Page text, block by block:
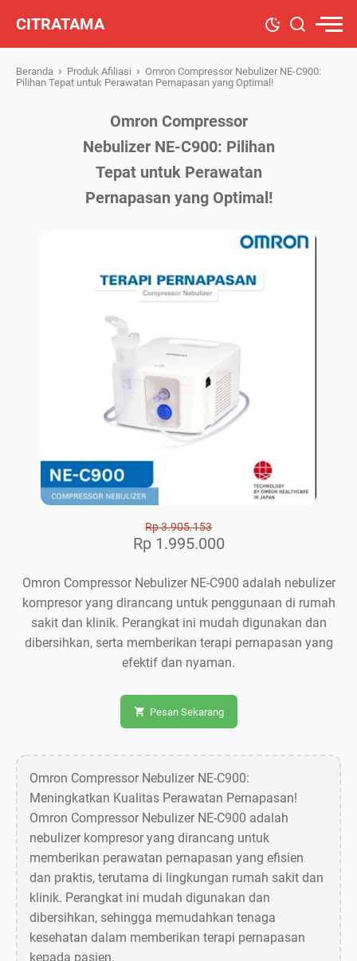
CITRATAMA
Beranda › Produk Afiliasi › Omron Compressor Nebulizer NE-C900:
Pilihan Tepat untuk Perawatan Pernapasan yang Optimal!
Omron Compressor
Nebulizer NE-C900: Pilihan
Tepat untuk Perawatan
Pernapasan yang Optimal!
Rp 3.905.153
Rp 1.995.000
Omron Compressor Nebulizer NE-C900 adalah nebulizer
kompresor yang dirancang untuk penggunaan di rumah
sakit dan klinik. Perangkat ini mudah digunakan dan
dibersihkan, serta memberikan terapi pernapasan yang
efektif dan nyaman.
Pesan Sekarang
Omron Compressor Nebulizer NE-C900:
Meningkatkan Kualitas Perawatan Pernapasan!
Omron Compressor Nebulizer NE-C900 adalah
nebulizer kompresor yang dirancang untuk
memberikan perawatan pernapasan yang efisien
dan praktis, terutama di lingkungan rumah sakit dan
klinik. Perangkat ini mudah digunakan dan
dibersihkan, sehingga memudahkan tenaga
kesehatan dalam memberikan terapi pernapasan
kepada pasien.